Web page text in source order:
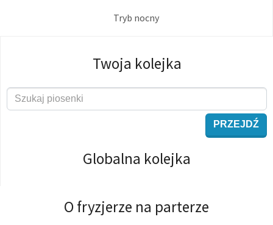
Tryb nocny
Twoja kolejka
PRZEJDŹ
Globalna kolejka
O fryzjerze na parterze